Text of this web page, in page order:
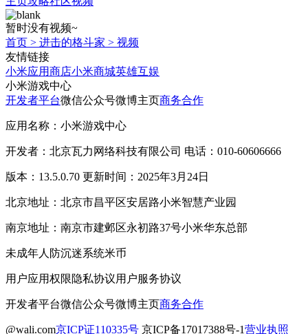
暂时没有视频~
首页 > 进击的格斗家 > 视频
友情链接
小米应用商店小米商城英雄互娱
小米游戏中心
开发者平台微信公众号微博主页商务合作
应用名称：小米游戏中心
开发者：北京瓦力网络科技有限公司 电话：010-60606666
版本：13.5.0.70 更新时间：2025年3月24日
北京地址：北京市昌平区安居路小米智慧产业园
南京地址：南京市建邺区永初路37号小米华东总部
未成年人防沉迷系统米币
用户应用权限隐私协议用户服务协议
开发者平台微信公众号微博主页商务合作
@wali.com京ICP证110335号 京ICP备17017388号-1营业执照